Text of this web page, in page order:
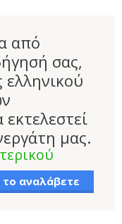
από
σας,
ελληνικού
μας.
αναλάβετε